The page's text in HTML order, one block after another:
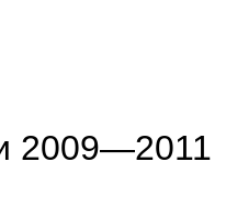
2009—2011